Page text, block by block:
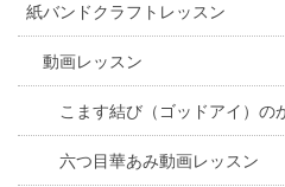
紙バンドクラフトレッスン
動画レッスン
こます結び（ゴッドアイ）の
六つ目華あみ動画レッスン